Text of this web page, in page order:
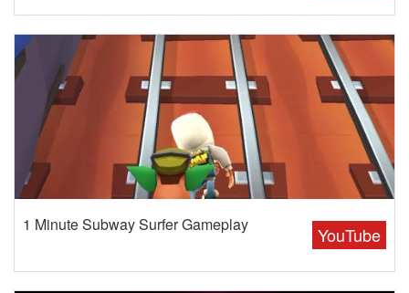
YouTube
1 Minute Subway Surfer Gameplay